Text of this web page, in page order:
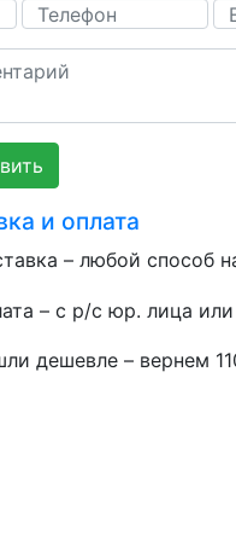
и оплата
– любой способ
– с р/с юр. лица
дешевле – вернем